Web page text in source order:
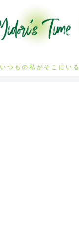
い つ も の 私 が そ こ に い る